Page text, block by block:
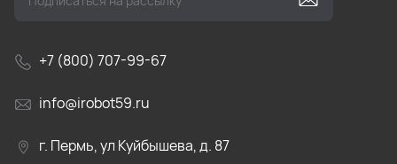
+7 (800) 707-99-67
info@irobot59.ru
г. Пермь, ул Куйбышева, д. 87